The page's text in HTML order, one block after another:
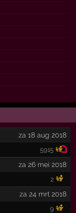
za 18 aug 2018
5915
za 26 mei 2018
2
za 24 mrt 2018
9